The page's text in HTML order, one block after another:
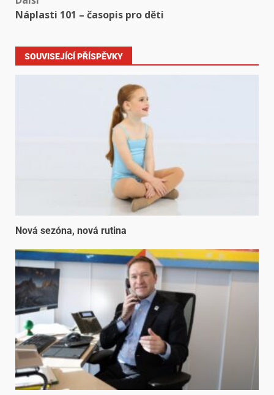
Náplasti 101 – časopis pro děti
SOUVISEJÍCÍ PŘÍSPĚVKY
Nová sezóna, nová rutina